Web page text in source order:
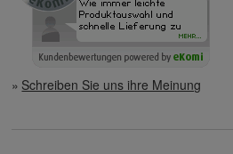
Schreiben Sie uns ihre Meinung